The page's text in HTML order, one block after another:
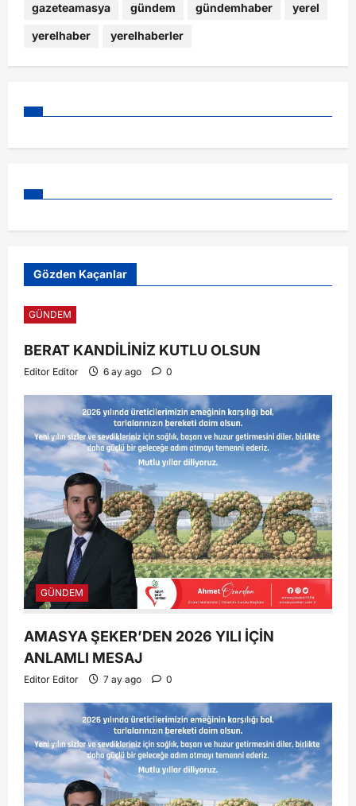
gazeteamasya gündem gündemhaber yerel
yerelhaber yerelhaberler
Gözden Kaçanlar
GÜNDEM
BERAT KANDİLİNİZ KUTLU OLSUN
Editor Editor 6 ay ago 0
GÜNDEM
AMASYA ŞEKER’DEN 2026 YILI İÇİN
ANLAMLI MESAJ
Editor Editor 7 ay ago 0